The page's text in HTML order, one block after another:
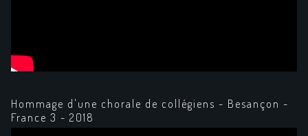
Hommage d'une chorale de collégiens - Besançon -
France 3 - 2018